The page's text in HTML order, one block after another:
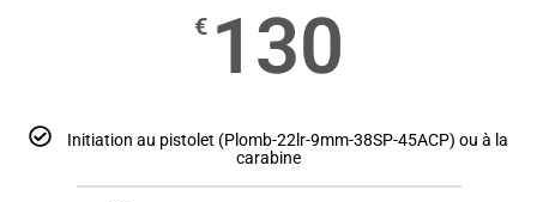
€ 130
Initiation au pistolet (Plomb-22lr-9mm-38SP-45ACP) ou à la
carabine